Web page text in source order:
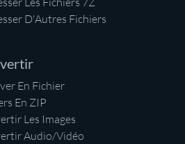
D'Autres Fichiers
En Fichier
En ZIP
Les Images
Audio/Vidéo